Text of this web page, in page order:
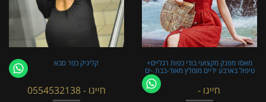
קליניק כפר סבא
חייגו - 0554532138
מאסז מפנק מקצועי בודי כפות רגליים+
טיפול בארבע ידיים מומלץ מאוד-בבת -ים
חייגו -